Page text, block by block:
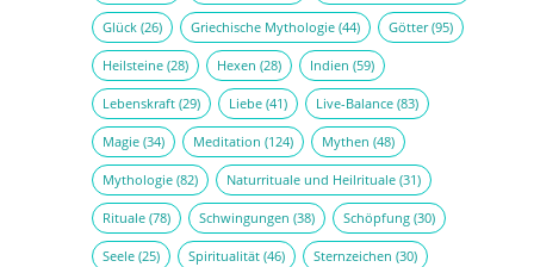
Glück(26) Griechische Mythologie(44) Götter(95)
Heilsteine(28) Hexen (28) Indien (59)
Lebenskraft(29) Liebe(41) Live-Balance(83)
Magie(34) Meditation (124) Mythen (48)
Mythologie(82) Naturrituale und Heilrituale(31)
Rituale(78) Schwingungen (38) Schöpfung(30)
Seele(25) Spiritualität(46) Sternzeichen (30)